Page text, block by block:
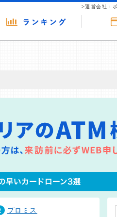
>運営会社：
し、特定の商品を根拠なくPRする
プロミス